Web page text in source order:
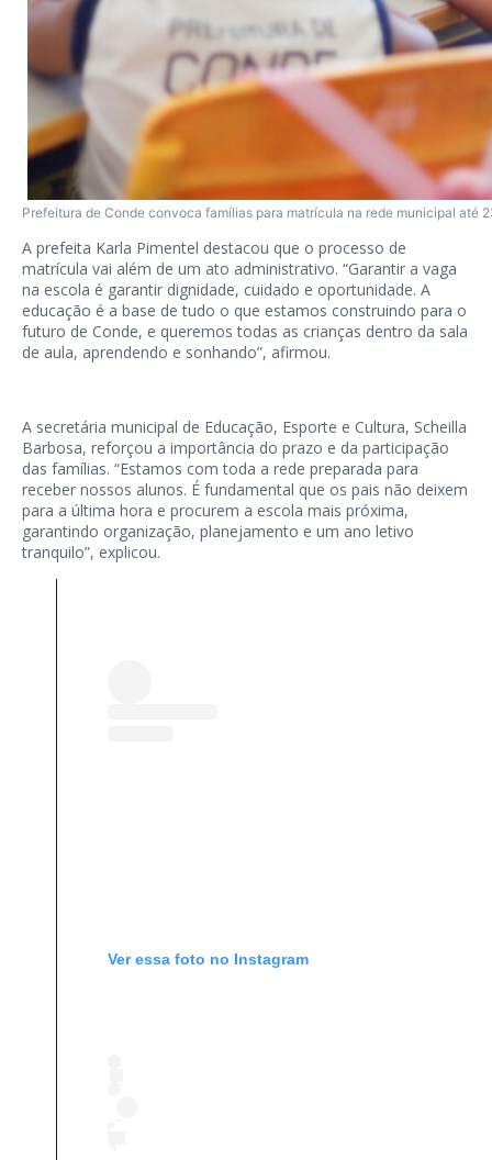
Prefeitura de Conde convoca famílias para matrícula na rede municipal até
A prefeita Karla Pimentel destacou que o processo de
matrícula vai além de um ato administrativo. “Garantir a vaga
na escola é garantir dignidade, cuidado e oportunidade. A
educação é a base de tudo o que estamos construindo para o
futuro de Conde, e queremos todas as crianças dentro da sala
de aula, aprendendo e sonhando”, afirmou.
A secretária municipal de Educação, Esporte e Cultura, Scheilla
Barbosa, reforçou a importância do prazo e da participação
das famílias. “Estamos com toda a rede preparada para
receber nossos alunos. É fundamental que os pais não deixem
para a última hora e procurem a escola mais próxima,
garantindo organização, planejamento e um ano letivo
tranquilo”, explicou.
Ver essa foto no Instagram